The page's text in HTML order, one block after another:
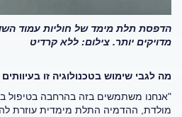
הדפסת תלת מימד של חוליות עמוד
מדויקים יותר. צילום: ללא קרדיט
מה לגבי שימוש בטכנולוגיה זו
"אנחנו משתמשים בזה בהרחבה
מולדת, ההדמיה התלת מימדית עוזרת